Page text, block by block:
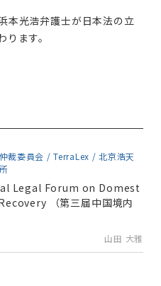
本光浩弁護士が日本法の立
ます。
裁委員会 / TerraLex / 北京浩天
Legal Forum on Domest
（第三届中国境内
山田 大雅